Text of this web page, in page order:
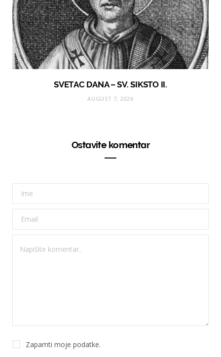
SVETAC DANA – SV. SIKSTO II.
AUGUST 7, 2026
Ostavite komentar
Zapamti moje podatke.